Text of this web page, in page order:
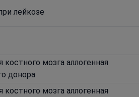
лейкозе
костного мозга аллогенная
донора
костного мозга аллогенная